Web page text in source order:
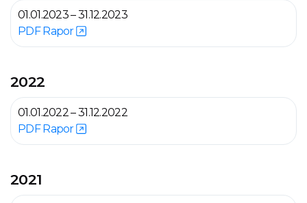
01.01.2023 – 31.12.2023
PDF Rapor
2022
01.01.2022 – 31.12.2022
PDF Rapor
2021